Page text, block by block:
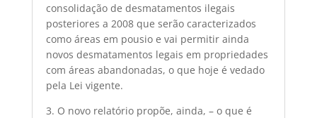
consolidação de desmatamentos ilegais
posteriores a 2008 que serão caracterizados
como áreas em pousio e vai permitir ainda
novos desmatamentos legais em propriedades
com áreas abandonadas, o que hoje é vedado
pela Lei vigente.
3. O novo relatório propõe, ainda, – o que é